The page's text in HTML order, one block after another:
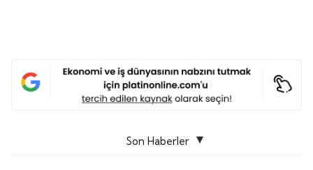
Son Haberler